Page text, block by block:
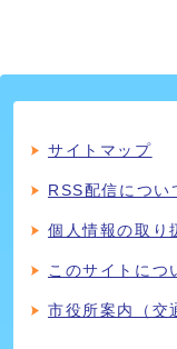
サイトマップ
RSS配信につい
個人情報の取り
このサイトにつ
市役所案内（交